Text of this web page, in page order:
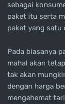
sebagai
paket itu serta
paket yang satu
Pada biasanya
mahal akan
tak akan
dengan harga
mengehemat